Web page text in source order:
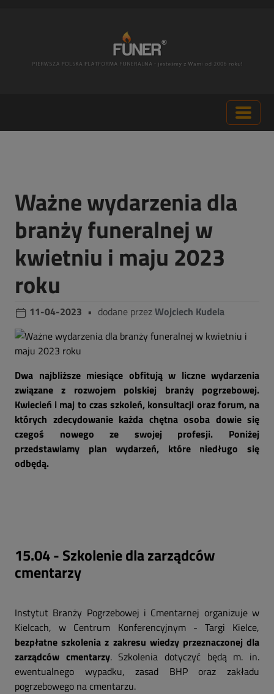
Ważne wydarzenia dla
branży funeralnej w
kwietniu i maju 2023
roku
11-04-2023 • dodane przezWojciech Kudela
Dwa najbliższe miesiące obfitują w liczne wydarzenia
związane z rozwojem polskiej branży pogrzebowej.
Kwiecień i maj to czas szkoleń, konsultacji oraz forum, na
których zdecydowanie każda chętna osoba dowie się
czegoś nowego ze swojej profesji. Poniżej
przedstawiamy plan wydarzeń, które niedługo się
odbędą.
15.04 - Szkolenie dla zarządców
cmentarzy
Instytut Branży Pogrzebowej i Cmentarnej organizuje w
Kielcach, w Centrum Konferencyjnym - Targi Kielce,
bezpłatne szkolenia z zakresu wiedzy przeznaczonej dla
zarządców cmentarzy. Szkolenia dotyczyć będą m. in.
ewentualnego wypadku, zasad BHP oraz zakładu
pogrzebowego na cmentarzu.